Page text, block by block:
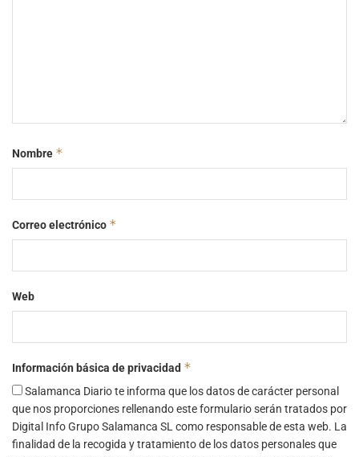
Nombre *
Correo electrónico *
Web
Información básica de privacidad *
Salamanca Diario te informa que los datos de carácter personal
que nos proporciones rellenando este formulario serán tratados por
Digital Info Grupo Salamanca SL como responsable de esta web. La
finalidad de la recogida y tratamiento de los datos personales que